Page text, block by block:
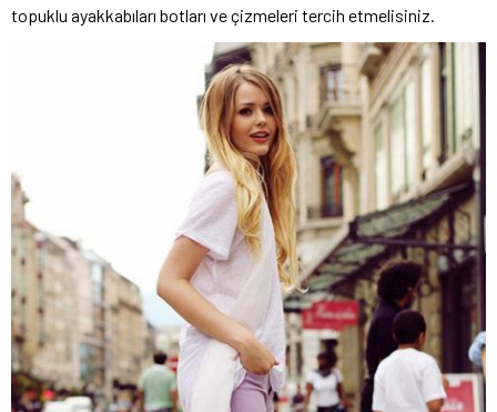
topuklu ayakkabıları botları ve çizmeleri tercih etmelisiniz.